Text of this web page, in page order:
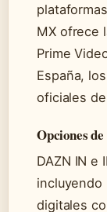
MX ofrece
Prime
España,
oficiales
Opciones
DAZN IN
incluyendo
digitales